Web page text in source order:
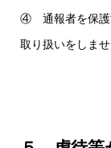
④ 通報者を保護
取り扱いをしませ